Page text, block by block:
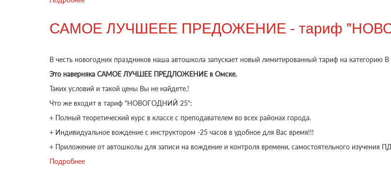
САМОЕ ЛУЧШЕЕЕ ПРЕДОЖЕНИЕ - тариф
В честь новогодних праздников наша автошкола запускает новый лимитированный тариф на
Это наверняка САМОЕ ЛУЧШЕЕ ПРЕДЛОЖЕНИЕ в Омске.
Таких условий и такой цены Вы не найдете.!
Что же входит в тариф "НОВОГОДНИЙ 25":
+ Полный теоретический курс в классе с преподавателем во всех районах города.
+ Индивидуальное вождение с инструктором -25 часов в удобное для Вас время!!!
+ Приложение от автошколы для записи на вождение и контроля времени, самостоятельного изучения
Подробнее